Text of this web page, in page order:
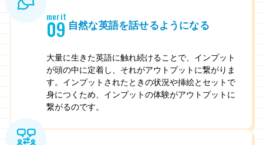
merit
09 自然な英語を話せるようになる
大量に生きた英語に触れ続けることで、インプット
が頭の中に定着し、それがアウトプットに繋がりま
す。インプットされたときの状況や挿絵とセットで
身につくため、インプットの体験がアウトプットに
繋がるのです。